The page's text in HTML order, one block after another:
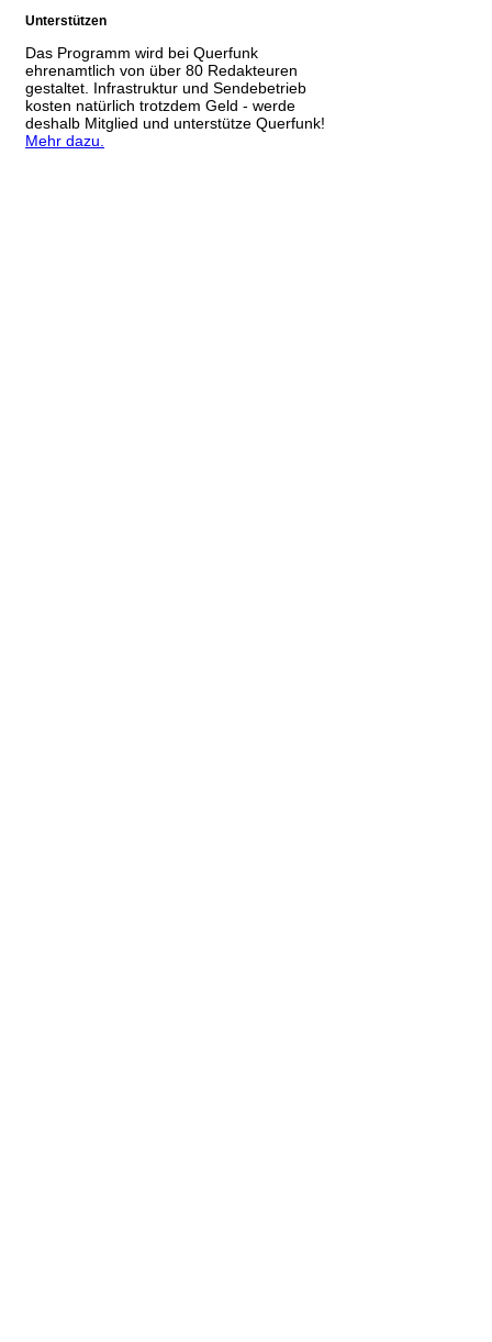
Unterstützen
Das Programm wird bei Querfunk
ehrenamtlich von über 80 Redakteuren
gestaltet. Infrastruktur und Sendebetrieb
kosten natürlich trotzdem Geld - werde
deshalb Mitglied und unterstütze Querfunk!
Mehr dazu.